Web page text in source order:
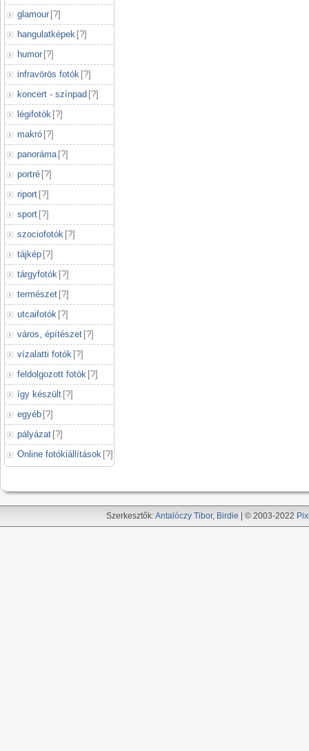
glamour [?]
hangulatképek [?]
humor [?]
infravörös fotók [?]
koncert - színpad [?]
légifotók [?]
makró [?]
panoráma [?]
portré [?]
riport [?]
sport [?]
szociofotók [?]
tájkép [?]
tárgyfotók [?]
természet [?]
utcaifotók [?]
város, építészet [?]
vízalatti fotók [?]
feldolgozott fotók [?]
így készült [?]
egyéb [?]
pályázat [?]
Online fotókiállítások [?]
Szerkesztők:Antalóczy Tibor, Birdie | © 2003-2022